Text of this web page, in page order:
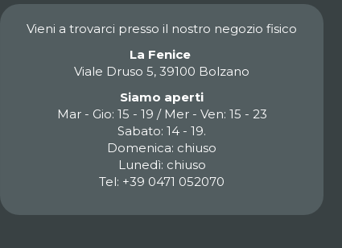
Vieni a trovarci presso il nostro negozio fisico
La Fenice
Viale Druso 5, 39100 Bolzano
Siamo aperti
Mar - Gio: 15 - 19 / Mer - Ven: 15 - 23
Sabato: 14 - 19.
Domenica: chiuso
Lunedì: chiuso
Tel: +39 0471 052070